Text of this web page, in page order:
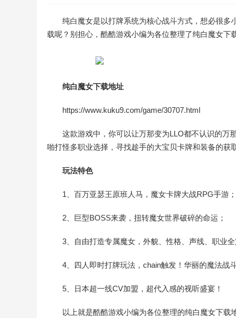
纯白魔女是以打牌系统为核心战斗方式，想必很
载呢？别担心，酷酷游戏小编为各位整理了纯白魔女下
纯白魔女下载地址
https://www.kuku9.com/game/30707.html
这款游戏中，你可以让万那变为LLO都不认识的万
啪打怪多职业选择，寻找趁手的大宝贝卡牌和装备的获
玩法特色
1、百万亚瑟王原班人马，魔女卡牌大战RPG手游；
2、巨型BOSS来袭，扭转魔女世界破碎的命运；
3、自由打造专属魔女，外貌、性格、声线、职业全
4、四人即时打牌玩法，chain触发！华丽的魔法战
5、日本超一线CV加盟，超代入感的视听盛宴！
以上就是酷酷游戏小编为各位整理的纯白魔女下